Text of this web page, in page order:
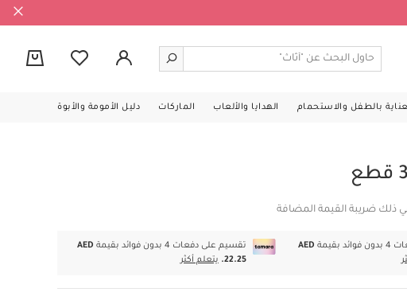
بالطفل والاستحمام الهدايا والألعاب الماركات دليل الأمومة والأبوة
ذلك ضريبة القيمة المضافة
AED
تقسيم على دفعات 4 بدون فوائد بقيمة
AED
22.25.
يتعلم أكثر